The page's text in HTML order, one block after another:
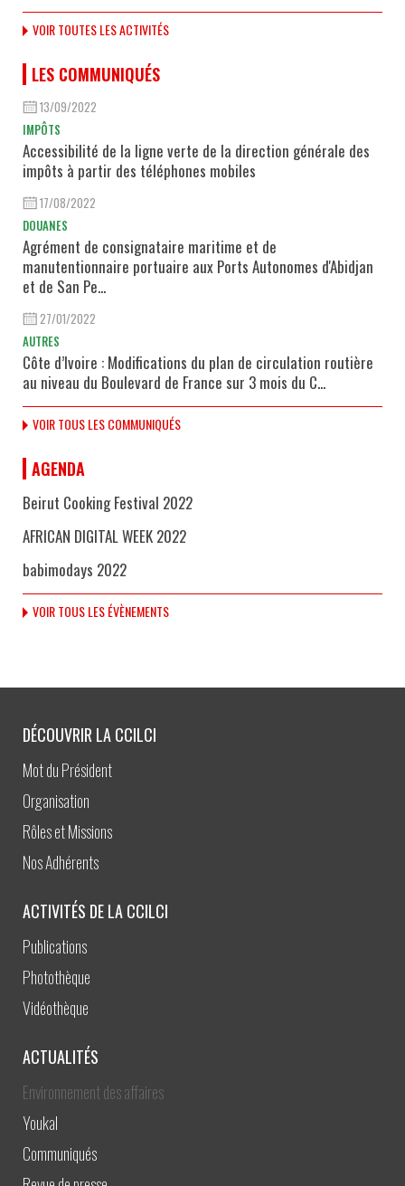
VOIR TOUTES LES ACTIVITÉS
LES COMMUNIQUÉS
13/09/2022
IMPÔTS
Accessibilité de la ligne verte de la direction générale des
impôts à partir des téléphones mobiles
17/08/2022
DOUANES
Agrément de consignataire maritime et de
manutentionnaire portuaire aux Ports Autonomes d'Abidjan
et de San Pe...
27/01/2022
AUTRES
Côte d’Ivoire : Modifications du plan de circulation routière
au niveau du Boulevard de France sur 3 mois du C...
VOIR TOUS LES COMMUNIQUÉS
AGENDA
Beirut Cooking Festival 2022
AFRICAN DIGITAL WEEK 2022
babimodays 2022
VOIR TOUS LES ÉVÈNEMENTS
DÉCOUVRIR LA CCILCI
Mot du Président
Organisation
Rôles et Missions
Nos Adhérents
ACTIVITÉS DE LA CCILCI
Publications
Photothèque
Vidéothèque
ACTUALITÉS
Environnement des affaires
Youkal
Communiqués